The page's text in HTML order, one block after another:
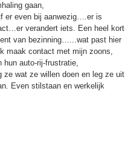
gaan,
er even bij aanwezig….er is
verandert iets. Een heel kort
van bezinning…...wat past hier
maak contact met mijn zoons,
hun auto-rij-frustratie,
ze wat ze willen doen en leg ze uit
Even stilstaan en werkelijk